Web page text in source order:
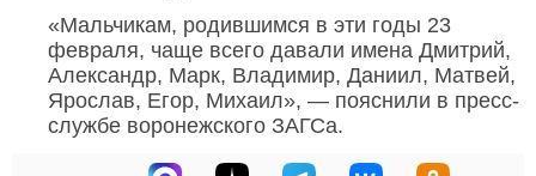
«Мальчикам, родившимся в эти годы 23
февраля, чаще всего давали имена Дмитрий,
Александр, Марк, Владимир, Даниил, Матвей,
Ярослав, Егор, Михаил», — пояснили в пресс-
службе воронежского ЗАГСа.